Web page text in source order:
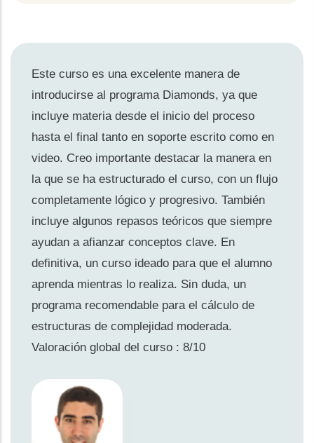
Este curso es una excelente manera de
introducirse al programa Diamonds, ya que
incluye materia desde el inicio del proceso
hasta el final tanto en soporte escrito como en
video. Creo importante destacar la manera en
la que se ha estructurado el curso, con un flujo
completamente lógico y progresivo. También
incluye algunos repasos teóricos que siempre
ayudan a afianzar conceptos clave. En
definitiva, un curso ideado para que el alumno
aprenda mientras lo realiza. Sin duda, un
programa recomendable para el cálculo de
estructuras de complejidad moderada.
Valoración global del curso : 8/10